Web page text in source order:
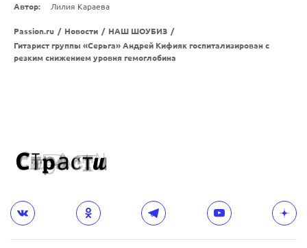
Автор: Лилия Караева
Passion.ru / Новости / НАШ ШОУБИЗ /
Гитарист группы «Серьга» Андрей Кифияк госпитализирован с
резким снижением уровня гемоглобина